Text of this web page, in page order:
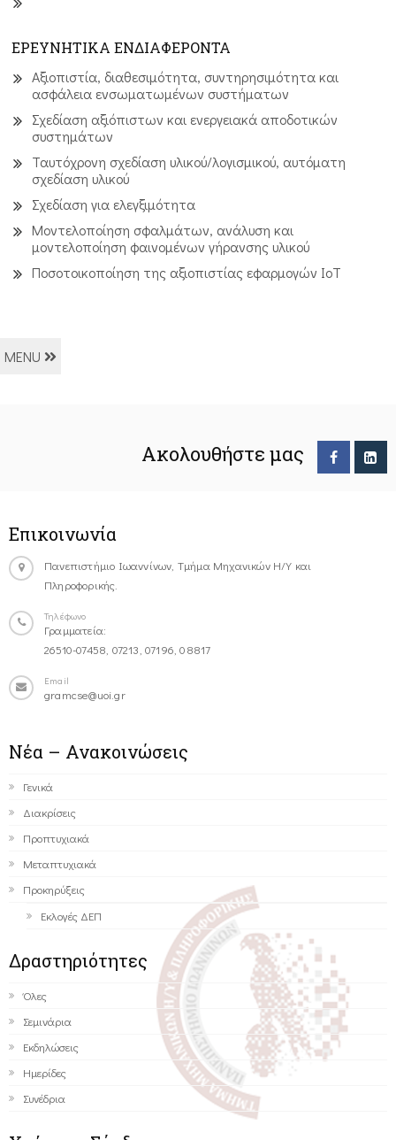
ΕΡΕΥΝΗΤΙΚΑ ΕΝΔΙΑΦΕΡΟΝΤΑ
Αξιοπιστία, διαθεσιμότητα, συντηρησιμότητα και
ασφάλεια ενσωματωμένων συστήματων
Σχεδίαση αξιόπιστων και ενεργειακά αποδοτικών
συστημάτων
Ταυτόχρονη σχεδίαση υλικού/λογισμικού, αυτόματη
σχεδίαση υλικού
Σχεδίαση για ελεγξιμότητα
Μοντελοποίηση σφαλμάτων, ανάλυση και
μοντελοποίηση φαινομένων γήρανσης υλικού
Ποσοτοικοποίηση της αξιοπιστίας εφαρμογών IoT
MENU
Ακολουθήστε μας
Επικοινωνία
Πανεπιστήμιο Ιωαννίνων, Τμήμα Μηχανικών Η/Υ και
Πληροφορικής.
Τηλέφωνο
Γραμματεία:
26510-07458, 07213, 07196, 08817
Email
gramcse@uoi.gr
Νέα – Ανακοινώσεις
Γενικά
Διακρίσεις
Προπτυχιακά
Μεταπτυχιακά
Προκηρύξεις
Εκλογές ΔΕΠ
Δραστηριότητες
Όλες
Σεμινάρια
Εκδηλώσεις
Ημερίδες
Συνέδρια